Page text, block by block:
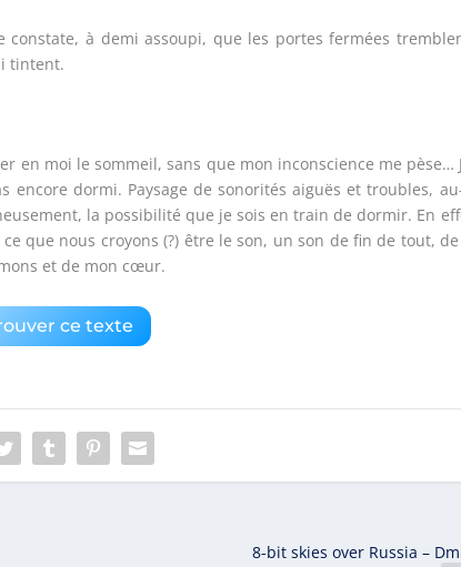
à demi assoupi, que les portes fermées
tintent.
en moi le sommeil, sans que mon inconscience me pèse…
encore dormi. Paysage de sonorités aiguës et troubles,
la possibilité que je sois en train de dormir. En
que nous croyons (?) être le son, un son de fin de tout,
et de mon cœur.
ce texte
8-bit skies over Russia –